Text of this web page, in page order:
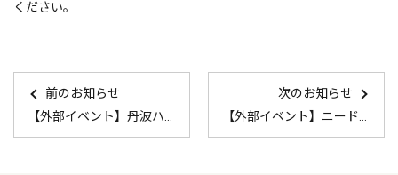
ください。
前のお知らせ
次のお知らせ